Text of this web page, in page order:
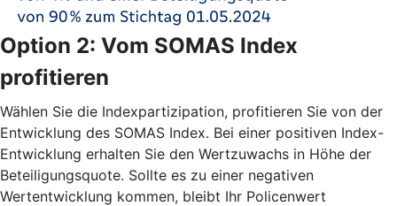
Option 2: Vom SOMAS Index
profitieren
Wählen Sie die Indexpartizipation, profitieren Sie von der
Entwicklung des SOMAS Index. Bei einer positiven Index-
Entwicklung erhalten Sie den Wertzuwachs in Höhe der
Beteiligungsquote. Sollte es zu einer negativen
Wertentwicklung kommen, bleibt Ihr Policenwert